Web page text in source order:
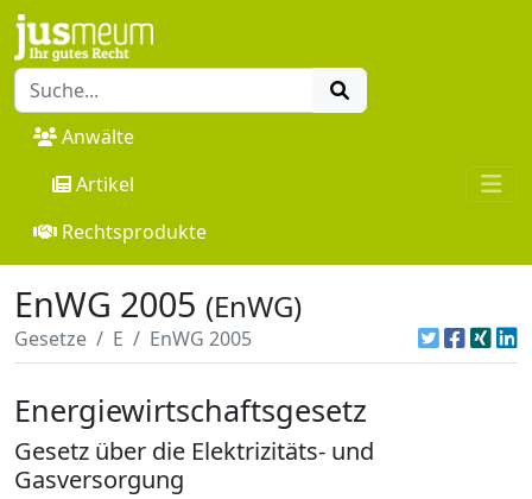
Anwälte
Artikel
Rechtsprodukte
EnWG 2005 (EnWG)
Gesetze E EnWG 2005
Energiewirtschaftsgesetz
Gesetz über die Elektrizitäts- und
Gasversorgung